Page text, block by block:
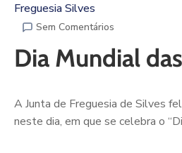
Freguesia Silves
Sem Comentários
Dia Mundial
A Junta de Freguesia de Silves
neste dia, em que se celebra o